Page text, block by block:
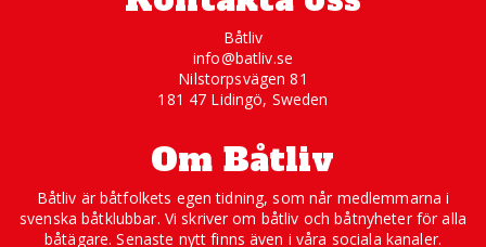
Båtliv
info@batliv.se
Nilstorpsvägen 81
181 47 Lidingö, Sweden
Om Båtliv
Båtliv är båtfolkets egen tidning, som når medlemmarna i
svenska båtklubbar. Vi skriver om båtliv och båtnyheter för alla
båtägare. Senaste nytt finns även i våra sociala kanaler.